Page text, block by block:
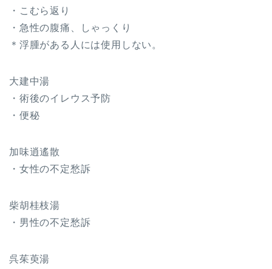
・こむら返り
・急性の腹痛、しゃっくり
＊浮腫がある人には使用しない。
大建中湯
・術後のイレウス予防
・便秘
加味逍遙散
・女性の不定愁訴
柴胡桂枝湯
・男性の不定愁訴
呉茱萸湯